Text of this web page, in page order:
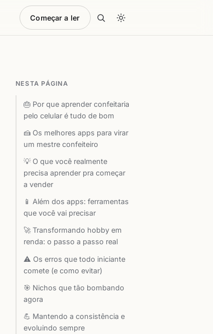
Começar a ler
NESTA PÁGINA
🎂 Por que aprender confeitaria
pelo celular é tudo de bom
🍰 Os melhores apps para virar
um mestre confeiteiro
💡 O que você realmente
precisa aprender pra começar
a vender
📱 Além dos apps: ferramentas
que você vai precisar
🚀 Transformando hobby em
renda: o passo a passo real
⚠️ Os erros que todo iniciante
comete (e como evitar)
🎯 Nichos que tão bombando
agora
💪 Mantendo a consistência e
evoluindo sempre